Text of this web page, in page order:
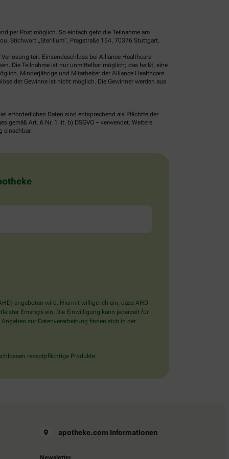
per Post möglich. So einfach geht die Teilnahme am
Stichwort „Sterilium“, Pragstraße 154, 70376 Stuttgart.
teil. Einsendeschluss bei Alliance Healthcare
Die Teilnahme ist nur unmittelbar möglich; das heißt, eine
Minderjährige und Mitarbeiter der Alliance Healthcare
der Gewinne ist nicht möglich. Die Gewinner werden aus
erforderlichen Daten sind entsprechend als Pflichtfelder
gemäß Art. 6 Nr. 1 lit. b) DSGVO – verwendet. Weitere
einsehbar.
angeboten wird. Hiermit willige ich ein, dass AHD
Emarsys ein. Die Einwilligung kann jederzeit für
zur Datenverarbeitung finden sich in der
rezeptpflichtige Produkte.
apotheke.com Informationen
Newsletter